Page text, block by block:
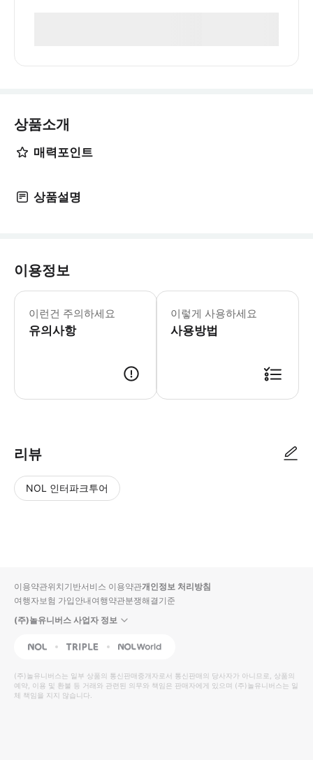
상품소개
매력포인트
상품설명
이용정보
이런건 주의하세요
유의사항
▶ 영업 정보 * 1월 ~ 12월 *
이렇게 사용하세요
사용방법
리뷰
NOL 인터파크투어
입니
다.
높
은
순
동
영
상
순
상
이용약관위치기반서비스 이용약관개인정보 처리방침
여행자보험 가입안내여행약관분쟁해결기준
(주)놀유니버스 사업자 정보
NOL Triple Interpark Global
(주)놀유니버스는 일부 상품의 통신판매중개자로서 통신판매의 당사자가 아니므로, 상품의
예약, 이용 및 환불 등 거래와 관련된 의무와 책임은 판매자에게 있으며 (주)놀유니버스는 일
체 책임을 지지 않습니다.